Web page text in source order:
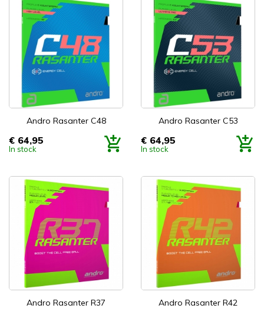
Andro Rasanter C48
Prijs
€ 64,95
In stock
Andro Rasanter C53
Prijs
€ 64,95
In stock
Andro Rasanter R37 Andro Rasanter R42